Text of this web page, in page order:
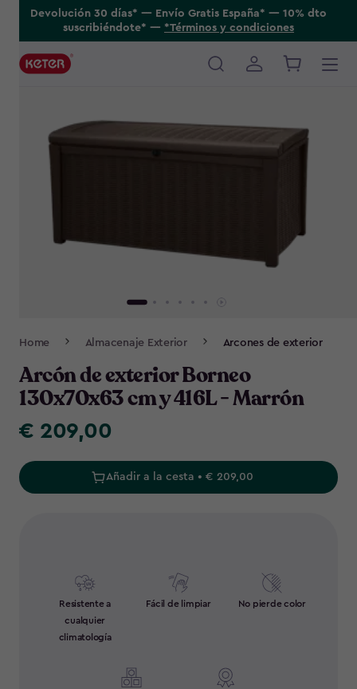
Devolución 30 días* ---- Envío Gratis España* ---- 10% dto
suscribiéndote* ---- *Términos y condiciones
Main
Home Almacenaje Exterior Arcones de exterior
Arcón de exterior Borneo
130x70x63 cm y 416L - Marrón
€
€ 209,00
Añadir a la cesta • € 209,00
Resistente a
cualquier
climatología
Fácil de limpiar No pierde color